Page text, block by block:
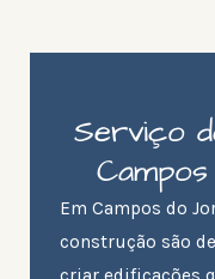
Serviço
Em Campos do
construção são